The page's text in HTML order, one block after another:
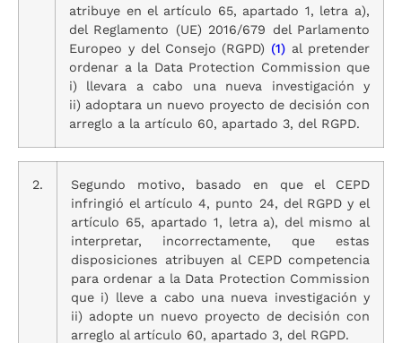
atribuye en el artículo 65, apartado 1, letra a),
del Reglamento (UE) 2016/679 del Parlamento
Europeo y del Consejo (RGPD) (1) al pretender
ordenar a la Data Protection Commission que
i) llevara a cabo una nueva investigación y
ii) adoptara un nuevo proyecto de decisión con
arreglo a la artículo 60, apartado 3, del RGPD.
2.
Segundo motivo, basado en que el CEPD
infringió el artículo 4, punto 24, del RGPD y el
artículo 65, apartado 1, letra a), del mismo al
interpretar, incorrectamente, que estas
disposiciones atribuyen al CEPD competencia
para ordenar a la Data Protection Commission
que i) lleve a cabo una nueva investigación y
ii) adopte un nuevo proyecto de decisión con
arreglo al artículo 60, apartado 3, del RGPD.